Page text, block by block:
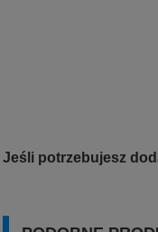
Jeśli potrzebujesz